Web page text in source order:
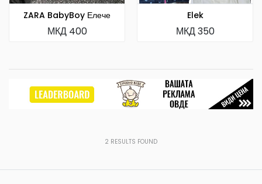
ZARA BabyBoy Елече
МКД 400
Elek
МКД 350
2 RESULTS FOUND